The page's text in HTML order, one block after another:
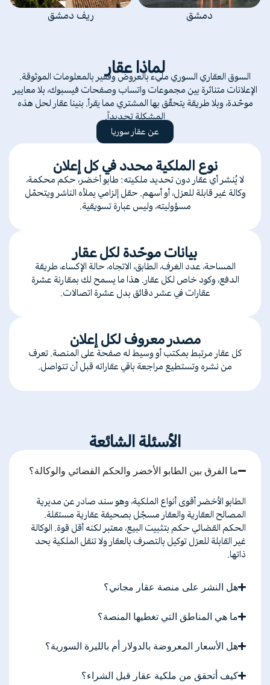
دمشق ريف دمشق
لماذا عقار
السوق العقاري السوري مليء بالعروض وفقير بالمعلومات الموثوقة.
الإعلانات متناثرة بين مجموعات واتساب وصفحات فيسبوك، بلا معايير
موحّدة، وبلا طريقة يتحقّق بها المشتري مما يقرأ. بنينا عقار لحل هذه
المشكلة تحديداً.
عن عقار سوريا
نوع الملكية محدد في كل إعلان
لا يُنشر أي عقار دون تحديد ملكيته: طابو أخضر، حكم محكمة،
وكالة غير قابلة للعزل، أو أسهم. حقل إلزامي يملأه الناشر ويتحمّل
مسؤوليته، وليس عبارة تسويقية.
بيانات موحّدة لكل عقار
المساحة، عدد الغرف، الطابق، الاتجاه، حالة الإكساء، طريقة
الدفع، وكود خاص لكل عقار. هذا ما يسمح لك بمقارنة عشرة
عقارات في عشر دقائق بدل عشرة اتصالات.
مصدر معروف لكل إعلان
كل عقار مرتبط بمكتب أو وسيط له صفحة على المنصة. تعرف
من نشره وتستطيع مراجعة باقي عقاراته قبل أن تتواصل.
الأسئلة الشائعة
ما الفرق بين الطابو الأخضر والحكم القضائي والوكالة؟
الطابوالأخضر أقوى أنواعالملكية،وهوسندصادر عنمديرية
المصالحالعقاريةوالعقار مسجّل بصحيفةعقاريةمستقلة.
الحكمالقضائي حكمبتثبيتالبيع،معتبر لكنهأقل قوة.الوكالة
غير القابلةللعزل توكيل بالتصرفبالعقار ولاتنقل الملكيةبحد
ذاتها.
هل النشر على منصة عقار مجاني؟
ما هي المناطق التي تغطيها المنصة؟
هل الأسعار المعروضة بالدولار أم بالليرة السورية؟
كيف أتحقق من ملكية عقار قبل الشراء؟